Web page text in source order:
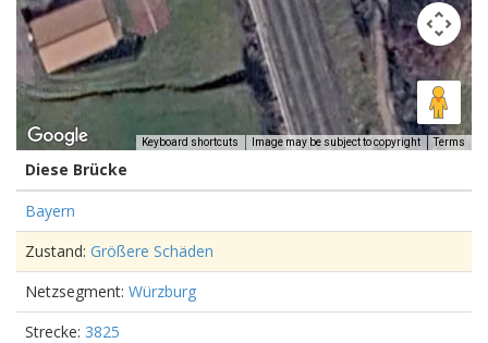
Keyboard shortcuts Image may be subject to copyright Terms
Diese Brücke
Bayern
Zustand: Größere Schäden
Netzsegment: Würzburg
Strecke: 3825